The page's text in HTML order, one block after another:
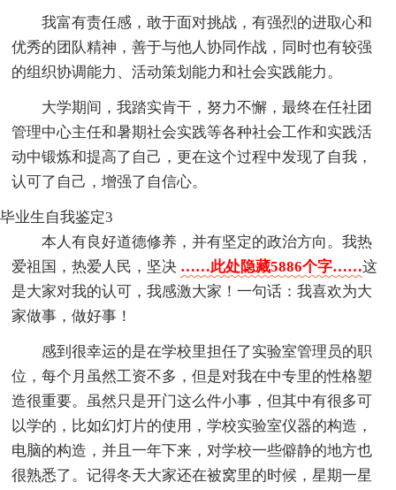
我富有责任感，敢于面对挑战，有强烈的进取心和
优秀的团队精神，善于与他人协同作战，同时也有较强
的组织协调能力、活动策划能力和社会实践能力。
大学期间，我踏实肯干，努力不懈，最终在任社团
管理中心主任和暑期社会实践等各种社会工作和实践活
动中锻炼和提高了自己，更在这个过程中发现了自我，
认可了自己，增强了自信心。
毕业生自我鉴定3
本人有良好道德修养，并有坚定的政治方向。我热
爱祖国，热爱人民，坚决 ……此处隐藏5886个字……这
是大家对我的认可，我感激大家！一句话：我喜欢为大
家做事，做好事！
感到很幸运的是在学校里担任了实验室管理员的职
位，每个月虽然工资不多，但是对我在中专里的性格塑
造很重要。虽然只是开门这么件小事，但其中有很多可
以学的，比如幻灯片的使用，学校实验室仪器的构造，
电脑的构造，并且一年下来，对学校一些僻静的地方也
很熟悉了。记得冬天大家还在被窝里的时候，星期一星